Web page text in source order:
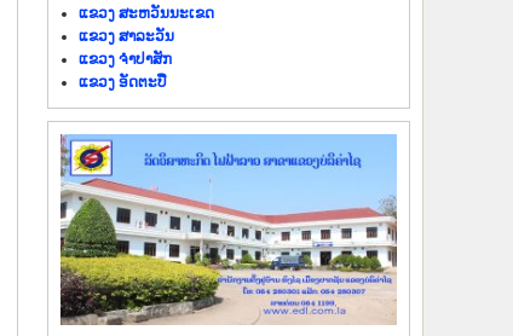
ແຂວງ ສະຫວັນນະເຂດ
ແຂວງ ສາລະວັນ
ແຂວງ ຈຳປາສັກ
ແຂວງ ອັດຕະປື